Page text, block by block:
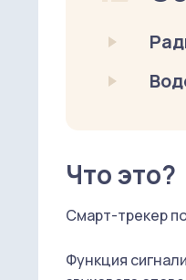
Что это?
Смарт-трекер
Функция